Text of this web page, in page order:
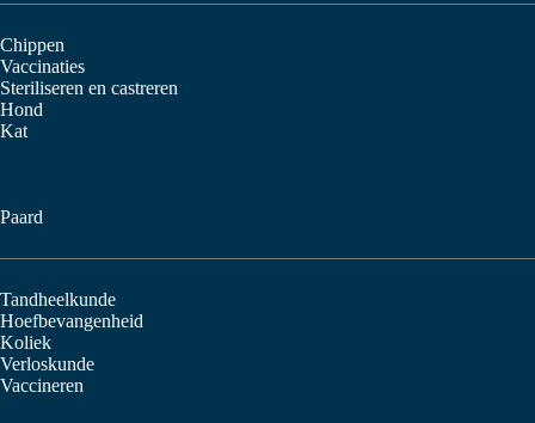
Chippen
Vaccinaties
Steriliseren en castreren
Hond
Kat
Paard
Tandheelkunde
Hoefbevangenheid
Koliek
Verloskunde
Vaccineren